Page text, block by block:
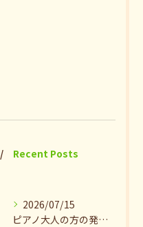
Recent Posts
2026/07/15
ピアノ大人の方の発表会兼ねたお茶会🎵